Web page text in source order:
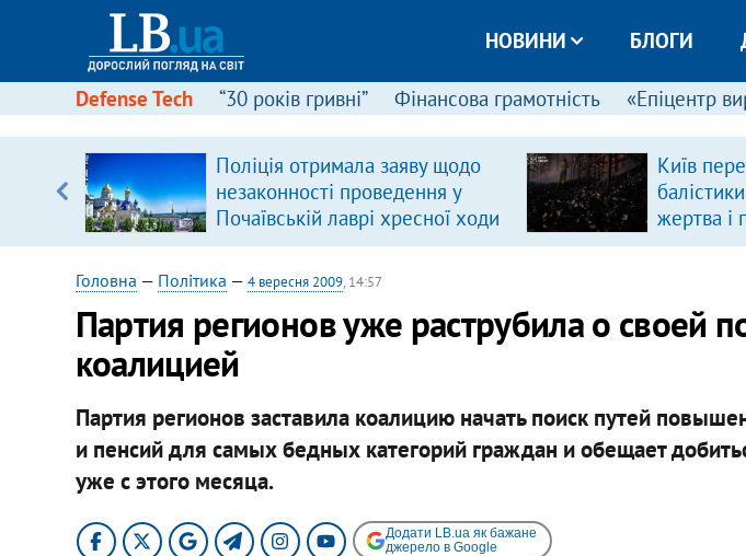
НОВИНИ БЛОГИ
Defense Tech “30 років гривні” Фінансова грамотність «Епіцентр
Поліція отримала заяву щодо
незаконності проведення у
Почаївській лаврі хресної ходи
Київ
жертва і
Головна — Політика — 4 вересня 2009, 14:57
Партия регионов уже раструбила о своей
коалицией
Партия регионов заставила коалицию начать поиск путей
и пенсий для самых бедных категорий граждан и обещает
уже с этого месяца.
Додати LB.ua як бажане
джерело в Google